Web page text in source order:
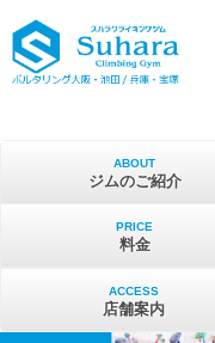
ABOUT
ジムのご紹介
PRICE
料金
ACCESS
店舗案内